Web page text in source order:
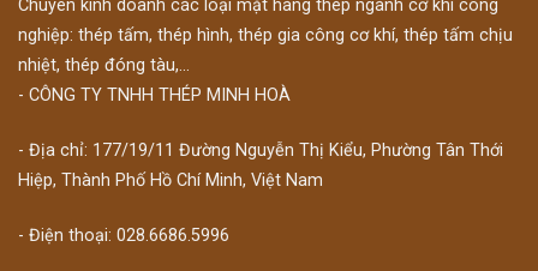
Chuyên kinh doanh các loại mặt hàng thép ngành cơ khí công
nghiệp: thép tấm, thép hình, thép gia công cơ khí, thép tấm chịu
nhiệt, thép đóng tàu,...
- CÔNG TY TNHH THÉP MINH HOÀ
- Địa chỉ: 177/19/11 Đường Nguyễn Thị Kiểu, Phường Tân Thới
Hiệp, Thành Phố Hồ Chí Minh, Việt Nam
- Điện thoại: 028.6686.5996